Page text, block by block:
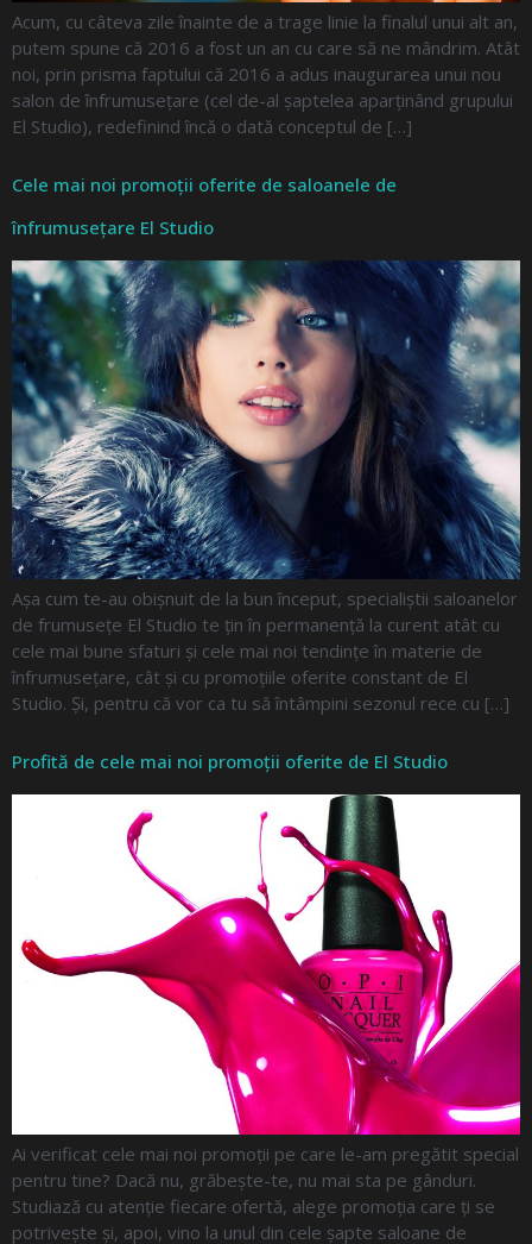
Acum, cu câteva zile înainte de a trage linie la finalul unui alt an,
putem spune că 2016 a fost un an cu care să ne mândrim. Atât
noi, prin prisma faptului că 2016 a adus inaugurarea unui nou
salon de înfrumusețare (cel de-al șaptelea aparținând grupului
El Studio), redefinind încă o dată conceptul de […]
Cele mai noi promoții oferite de saloanele de
înfrumusețare El Studio
Așa cum te-au obișnuit de la bun început, specialiștii saloanelor
de frumusețe El Studio te țin în permanență la curent atât cu
cele mai bune sfaturi și cele mai noi tendințe în materie de
înfrumusețare, cât și cu promoțiile oferite constant de El
Studio. Și, pentru că vor ca tu să întâmpini sezonul rece cu […]
Profită de cele mai noi promoții oferite de El Studio
Ai verificat cele mai noi promoții pe care le-am pregătit special
pentru tine? Dacă nu, grăbește-te, nu mai sta pe gânduri.
Studiază cu atenție fiecare ofertă, alege promoția care ți se
potrivește și, apoi, vino la unul din cele șapte saloane de